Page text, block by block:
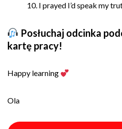
I prayed I’d speak my
Posłuchaj odcinka
kartę pracy!
Happy learning
Ola